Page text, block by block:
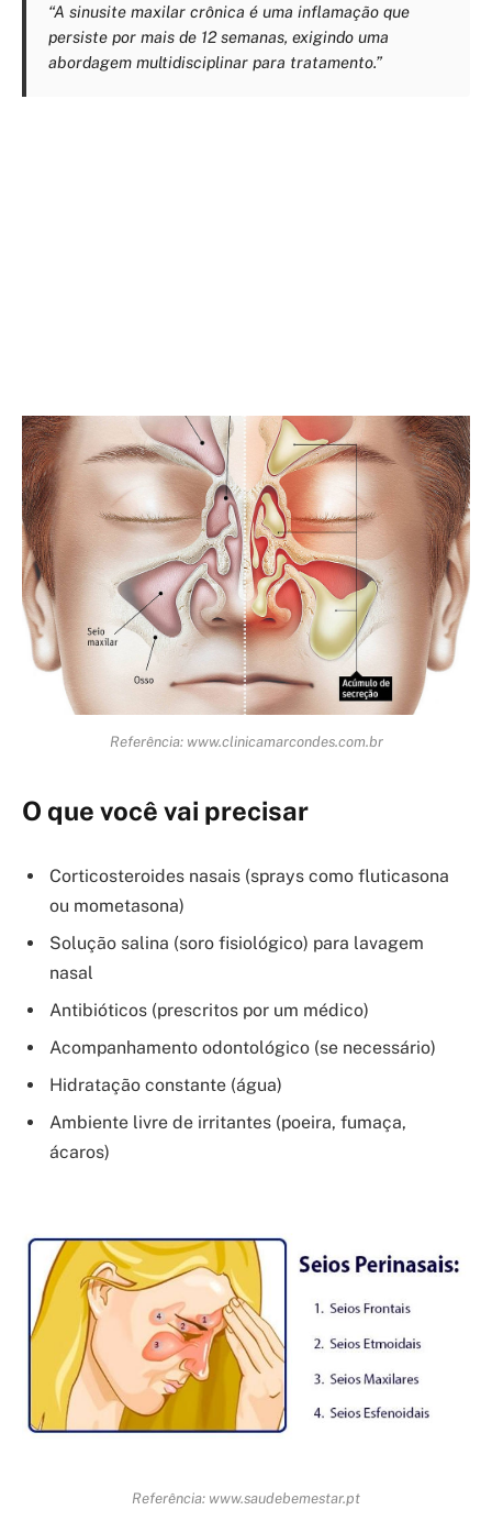
“A sinusite maxilar crônica é uma inflamação que
persiste por mais de 12 semanas, exigindo uma
abordagem multidisciplinar para tratamento.”
Referência: www.clinicamarcondes.com.br
O que você vai precisar
Corticosteroides nasais (sprays como fluticasona
ou mometasona)
Solução salina (soro fisiológico) para lavagem
nasal
Antibióticos (prescritos por um médico)
Acompanhamento odontológico (se necessário)
Hidratação constante (água)
Ambiente livre de irritantes (poeira, fumaça,
ácaros)
Referência: www.saudebemestar.pt